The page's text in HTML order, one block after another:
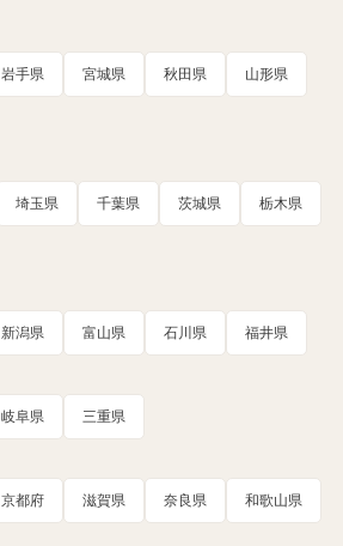
岩手県 宮城県 秋田県 山形県
埼玉県 千葉県 茨城県 栃木県
新潟県 富山県 石川県 福井県
岐阜県 三重県
京都府 滋賀県 奈良県 和歌山県